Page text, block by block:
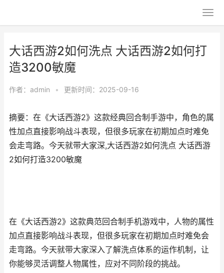
大话西游2如何洗点 大话西游2如何打
造3200敏魔
作者： admin • 更新时间：2025-09-16
摘要：在《大话西游2》这款经典回合制手游中，角色的属
性加点直接影响战斗表现，但很多玩家在初期加点时难免
会走弯路。今天就带大家深,大话西游2如何洗点 大话西游
2如何打造3200敏魔
在《大话西游2》这款典范回合制手机游戏中，人物的属性
加点直接影响战斗表现，但很多玩家在初期加点时难免会
走弯路。今天就带大家深入了解洗点体系的运作机制，让
你能够灵活调整人物属性，应对不同阶段的挑战。